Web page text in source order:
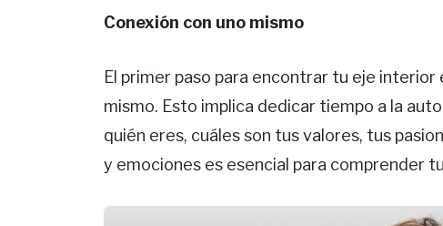
Conexión con uno mismo
El primer paso para encontrar tu eje
mismo. Esto implica dedicar tiempo a la
quién eres, cuáles son tus valores, tus
y emociones es esencial para comprender